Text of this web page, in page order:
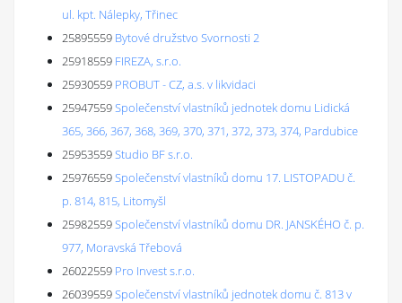
ul. kpt. Nálepky, Třinec
25895559 Bytové družstvo Svornosti 2
25918559 FIREZA, s.r.o.
25930559 PROBUT - CZ, a.s. v likvidaci
25947559Společenství vlastníků jednotek domu Lidická
365, 366, 367, 368, 369, 370, 371, 372, 373, 374, Pardubice
25953559Studio BF s.r.o.
25976559Společenství vlastníků domu 17. LISTOPADU č.
p. 814, 815, Litomyšl
25982559Společenství vlastníků domu DR. JANSKÉHO č. p.
977, Moravská Třebová
26022559 Pro Invest s.r.o.
26039559Společenství vlastníků jednotek domu č. 813 v